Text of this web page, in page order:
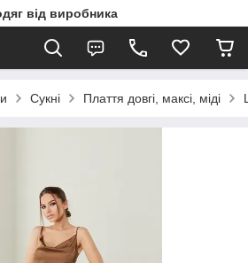
від виробника
Сукні Плаття довгі, максі, міді